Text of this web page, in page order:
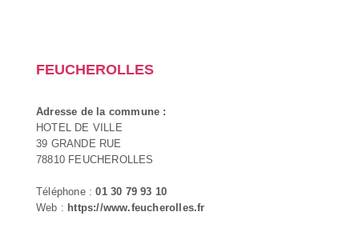
FEUCHEROLLES
Adresse de la commune :
HOTEL DE VILLE
39 GRANDE RUE
78810 FEUCHEROLLES
Téléphone :01 30 79 93 10
Web : https://www.feucherolles.fr